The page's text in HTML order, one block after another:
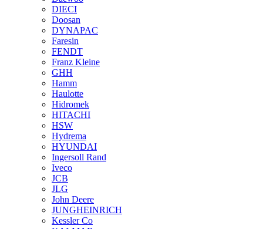
DIECI
Doosan
DYNAPAC
Faresin
FENDT
Franz Kleine
GHH
Hamm
Haulotte
Hidromek
HITACHI
HSW
Hydrema
HYUNDAI
Ingersoll Rand
Iveco
JCB
JLG
John Deere
JUNGHEINRICH
Kessler Co